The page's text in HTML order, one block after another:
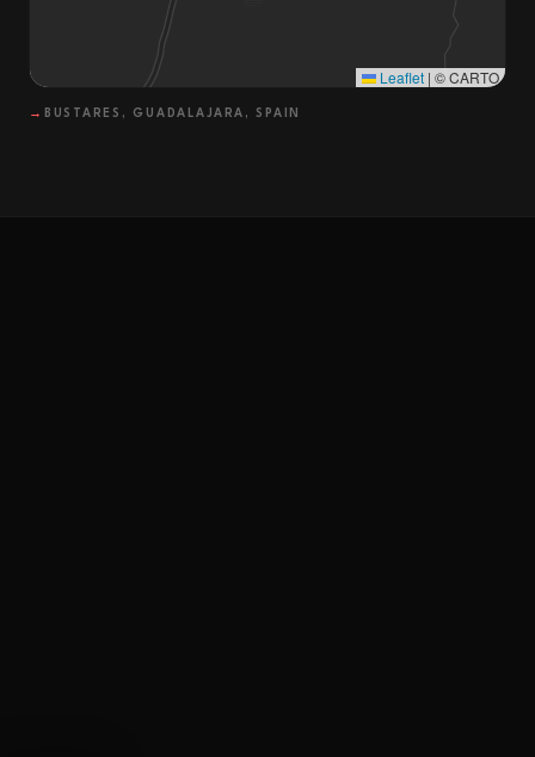
Leaflet | © CARTO
→ BUSTARES, GUADALAJARA, SPAIN